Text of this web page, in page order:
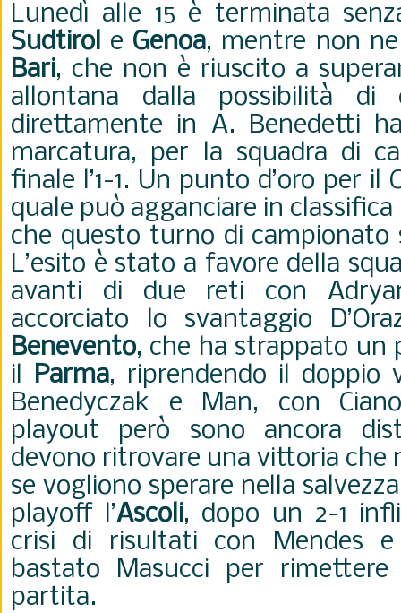
Lunedì alle 15 è terminata
Sudtirol e Genoa, mentre non
Bari, che non è riuscito a
allontana dalla possibilità di
direttamente in A. Benedetti
marcatura, per la squadra di
finale l’1-1. Un punto d’oro per il
quale può agganciare in classifica
che questo turno di campionato
L’esito è stato a favore della
avanti di due reti con
accorciato lo svantaggio
Benevento, che ha strappato un
il Parma, riprendendo il doppio
Benedyczak e Man, con
playout però sono ancora
devono ritrovare una vittoria che
se vogliono sperare nella
playoff l’Ascoli, dopo un 2-1
crisi di risultati con Mendes
bastato Masucci per rimettere
partita.